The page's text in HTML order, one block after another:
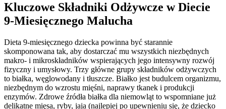
Kluczowe Składniki Odżywcze w Diecie
9-Miesięcznego Malucha
Dieta 9-miesięcznego dziecka powinna być starannie
skomponowana tak, aby dostarczać mu wszystkich niezbędnych
makro- i mikroskładników wspierających jego intensywny rozwój
fizyczny i umysłowy. Trzy główne grupy składników odżywczych
to białka, węglowodany i tłuszcze. Białko jest budulcem organizmu,
niezbędnym do wzrostu mięśni, naprawy tkanek i produkcji
enzymów. Zdrowe źródła białka dla niemowląt to wspomniane już
delikatne mięsa, ryby, jaja (najlepiej po upewnieniu się, że dziecko